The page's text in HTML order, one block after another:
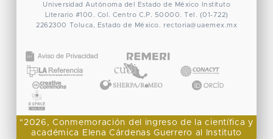
Universidad Autónoma del Estado de México
Instituto
Literario #100. Col. Centro C.P. 50000. Tel. (01-722)
2262300 Toluca, Estado de México. rectoria@uaemex.mx
"2026, Conmemoración del ingreso de la científica y
académica Elena Cárdenas Guerrero al Instituto